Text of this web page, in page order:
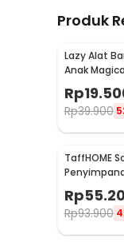
Produk
Lazy Alat
Anak
Children
Rp
Rp39.900
TaffHOME
Foldable
30x30x30cm
Rp
Rp93.900